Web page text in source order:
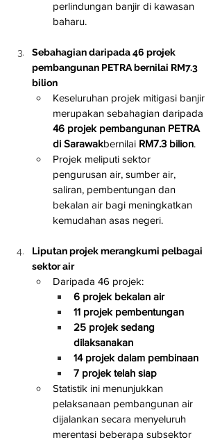
perlindungan banjir di kawasan
baharu.
Sebahagian daripada 46 projek
pembangunan PETRA bernilai RM7.3
bilion
Keseluruhan projek mitigasi banjir
merupakan sebahagian daripada
46 projek pembangunan PETRA
di Sarawakbernilai RM7.3 bilion.
Projek meliputi sektor
pengurusan air, sumber air,
saliran, pembentungan dan
bekalan air bagi meningkatkan
kemudahan asas negeri.
Liputan projek merangkumi pelbagai
sektor air
Daripada 46 projek:
6 projek bekalan air
11 projek pembentungan
25 projek sedang
dilaksanakan
14 projek dalam pembinaan
7 projek telah siap
Statistik ini menunjukkan
pelaksanaan pembangunan air
dijalankan secara menyeluruh
merentasi beberapa subsektor